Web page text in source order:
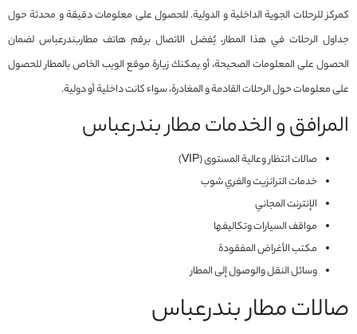
كمركز للرحلات الجوية الداخلية و الدولية. للحصول على معلومات دقيقة و محدثة حول
جداول الرحلات في هذا المطار، يُفضل الاتصال برقم هاتف مطاربندرعباس لضمان
الحصول على المعلومات الصحيحة، أو يمكنك زيارة موقع الويب الخاص بالمطار للحصول
على معلومات حول الرحلات القادمة و المغادرة، سواء كانت داخلية أو دولية.
المرافق و الخدمات مطار بندرعباس
صالات انتظار وعالية المستوى (VIP)
خدمات الترانزيت والفري شوب
الإنترنت المجاني
مواقف السيارات وتكاليفها
مكتب الأغراض المفقودة
وسائل النقل والوصول إلى المطار
صالات مطار بندرعباس